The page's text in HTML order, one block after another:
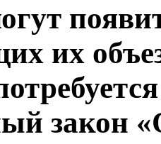
их
закон